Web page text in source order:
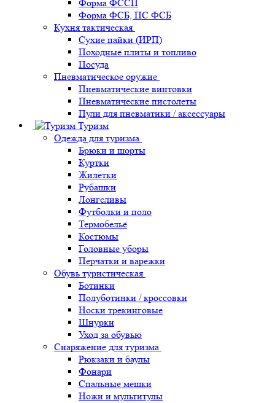
Форма ФССП
Форма ФСБ, ПС ФСБ
Кухня тактическая
Сухие пайки (ИРП)
Походные плиты и топливо
Посуда
Пневматическое оружие
Пневматические винтовки
Пневматические пистолеты
Пули для пневматики / аксессуары
Туризм
Одежда для туризма
Брюки и шорты
Куртки
Жилетки
Рубашки
Лонгсливы
Футболки и поло
Термобельё
Костюмы
Головные уборы
Перчатки и варежки
Обувь туристическая
Ботинки
Полуботинки / кроссовки
Носки трекинговые
Шнурки
Уход за обувью
Снаряжение для туризма
Рюкзаки и баулы
Фонари
Спальные мешки
Ножи и мультитулы